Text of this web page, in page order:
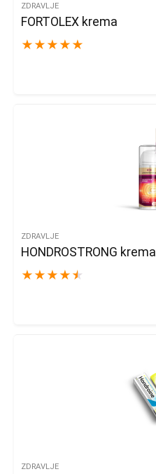
ZDRAVLJE
FORTOLEX krema
★ ★ ★ ★ ★
ZDRAVLJE
HONDROSTRONG krema
★ ★ ★ ★ ★
ZDRAVLJE